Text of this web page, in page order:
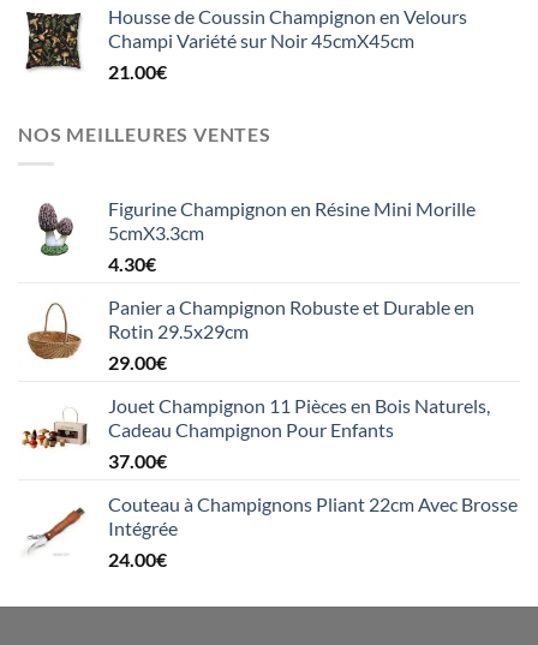
Housse de Coussin Champignon en Velours
Champi Variété sur Noir 45cmX45cm
21.00€
NOS MEILLEURES VENTES
Figurine Champignon en Résine Mini Morille
5cmX3.3cm
4.30€
Panier a Champignon Robuste et Durable en
Rotin 29.5x29cm
29.00€
Jouet Champignon 11 Pièces en Bois Naturels,
Cadeau Champignon Pour Enfants
37.00€
Couteau à Champignons Pliant 22cm Avec Brosse
Intégrée
24.00€